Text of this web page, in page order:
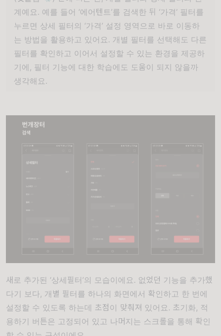
계예요. 예를 들어 ‘에어텐트’를 검색한 뒤 ‘가격’ 필터를
누르면 상세 필터의 ‘가격’ 설정 영역으로 바로 이동하
는 방법을 활용하고 있어요. 개별 필터를 선택해도 다른
필터를 확인하고 이어서 설정할 수 있는 환경을 제공하
기에, 필터 기능에 대한 학습에도 도움이 되지 않을까
생각해요.
새로 추가된 ‘상세필터’의 모습이에요. 없었던 기능을 추가했
다기 보다, 개별 필터를 하나의 화면에서 확인하고 한 번에
설정할 수 있도록 하는데 초점이 맞춰져 있어요. 초기화, 적
용하기 버튼은 고정되어 있고 나머지는 스크롤을 통해 확인